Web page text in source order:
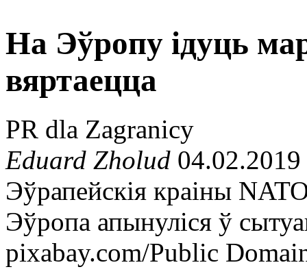
На Эўропу ідуць
вяртаецца
PR dla Zagranicy
Eduard Zholud
Эўрапейскія краіны
Эўропа апынуліся ў
pixabay.com/Public